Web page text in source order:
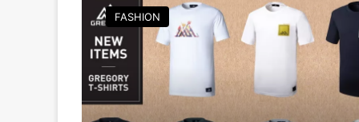
브
드
그
레
고
FASHION